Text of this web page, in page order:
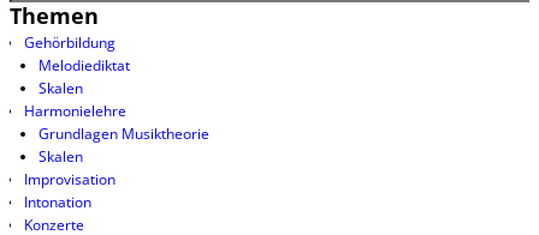
Themen
Gehörbildung
Melodiediktat
Skalen
Harmonielehre
Grundlagen Musiktheorie
Skalen
Improvisation
Intonation
Konzerte